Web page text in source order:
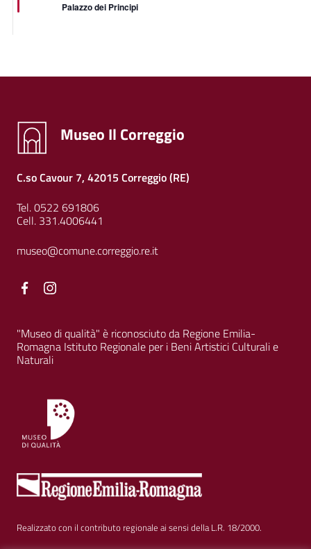
Palazzo dei Principi
Museo Il Correggio
C.so Cavour 7, 42015 Correggio (RE)
Tel. 0522 691806
Cell. 331.4006441
museo@comune.correggio.re.it
Facebook
"Museo di qualità" è riconosciuto da Regione Emilia-
Romagna Istituto Regionale per i Beni Artistici Culturali e
Naturali
Realizzato con il contributo regionale ai sensi della L.R. 18/2000.